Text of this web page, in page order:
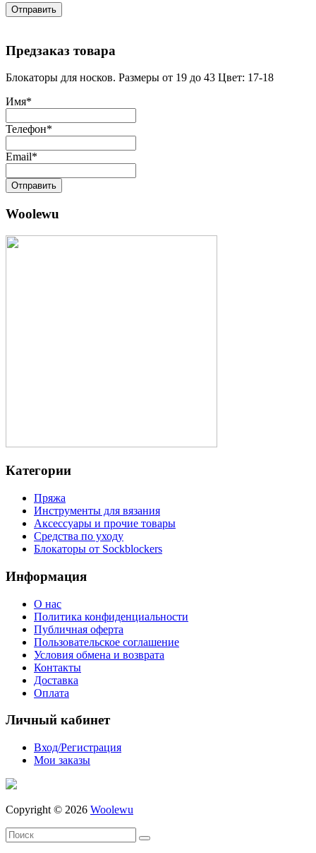
Отправить
Предзаказ товара
Блокаторы для носков. Размеры от 19 до 43 Цвет: 17-18
Имя*
Телефон*
Email*
Отправить
Woolewu
Категории
Пряжа
Инструменты для вязания
Аксессуары и прочие товары
Средства по уходу
Блокаторы от Sockblockers
Информация
О нас
Политика конфиденциальности
Публичная оферта
Пользовательское соглашение
Условия обмена и возврата
Контакты
Доставка
Оплата
Личный кабинет
Вход/Регистрация
Мои заказы
Copyright © 2026 Woolewu